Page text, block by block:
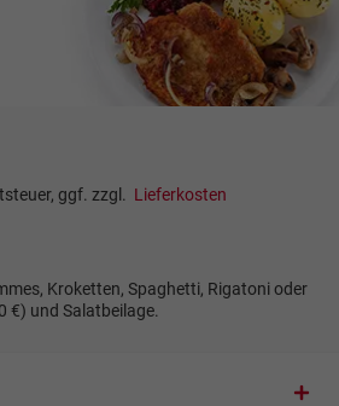
ggf. zzgl. Lieferkosten
Kroketten, Spaghetti, Rigatoni oder
€) und Salatbeilage.